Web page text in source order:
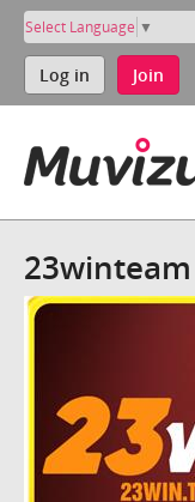
Select Language ▼
Log in Join
23winteam